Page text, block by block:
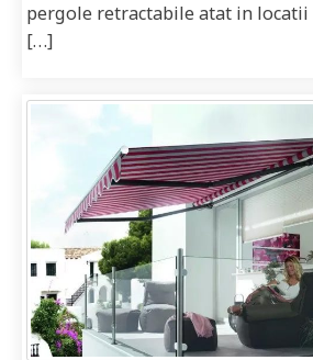
pergole retractabile atat in locatii
[…]